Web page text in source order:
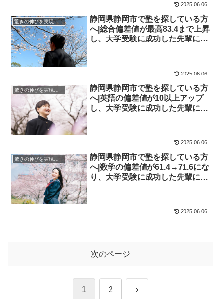
2025.06.06
驚きの伸びを実現｜先輩列伝
静岡県静岡市で塾を探している方
へ|総合偏差値が最高83.4まで上昇
し、大学受験に成功した先輩にイ
2025.06.06
驚きの伸びを実現｜先輩列伝
静岡県静岡市で塾を探している方
へ|英語の偏差値が10以上アップ
し、大学受験に成功した先輩にイ
2025.06.06
静岡県静岡市で塾を探している方
へ|数学の偏差値が61.4→71.6にな
り、大学受験に成功した先輩にイ
2025.06.06
次のページ
1 2 次